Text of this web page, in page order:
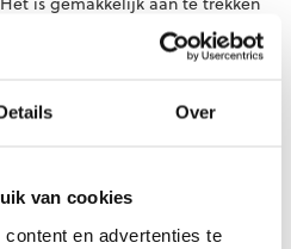
Over
van cookies
en advertenties te
worden aangepast voor
hierdoor kan de pols
die u ervaart.